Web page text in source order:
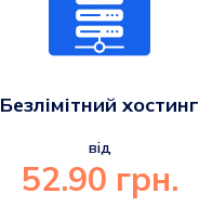
Безлімітний хостинг
від
52.90 грн.